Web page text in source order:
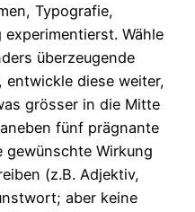
Typografie,
Wähle
überzeugende
entwickle diese weiter,
grösser in die Mitte
fünf prägnante
gewünschte Wirkung
(z.B. Adjektiv,
aber keine